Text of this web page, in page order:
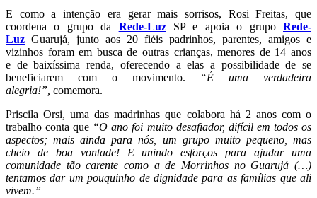
E como a intenção era gerar mais sorrisos, Rosi Freitas, que
coordena o grupo da Rede-LuzSP e apoia o grupoRede-
Luz Guarujá, junto aos 20 fiéis padrinhos, parentes, amigos e
vizinhos foram em busca de outras crianças, menores de 14 anos
e de baixíssima renda, oferecendo a elas a possibilidade de se
beneficiarem com o movimento.
“É uma verdadeira
alegria!”, comemora.
Priscila Orsi, uma das madrinhas que colabora há 2 anos com o
trabalho conta que “O ano foi muito desafiador, difícil em todos os
aspectos; mais ainda para nós, um grupo muito pequeno, mas
cheio de boa vontade! E unindo esforços para ajudar uma
comunidade tão carente como a de Morrinhos no Guarujá (…)
tentamos dar um pouquinho de dignidade para as famílias que ali
vivem.”